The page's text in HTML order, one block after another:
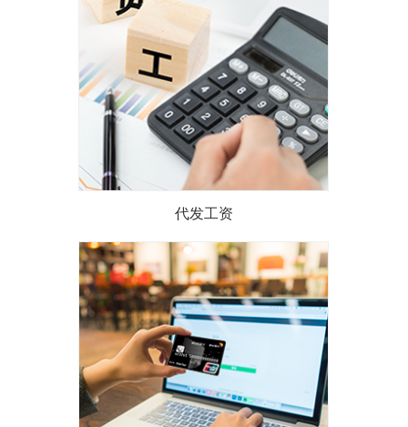
银，便捷地代理客户缴纳...
了解详情
位的委托，通过转账方式，将
工资收入在约定的时间内转到
委托单位员工在本行开立...
了解详情
代发工资